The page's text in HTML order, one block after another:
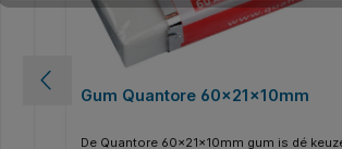
Gum Quantore 60x21x10mm
De Quantore 60x21x10mm gum is dé